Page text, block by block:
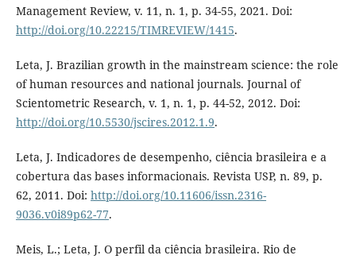
Management Review, v. 11, n. 1, p. 34-55, 2021. Doi:
http://doi.org/10.22215/TIMREVIEW/1415.
Leta, J. Brazilian growth in the mainstream science: the role
of human resources and national journals. Journal of
Scientometric Research, v. 1, n. 1, p. 44-52, 2012. Doi:
http://doi.org/10.5530/jscires.2012.1.9.
Leta, J. Indicadores de desempenho, ciência brasileira e a
cobertura das bases informacionais. Revista USP, n. 89, p.
62, 2011. Doi: http://doi.org/10.11606/issn.2316-
9036.v0i89p62-77.
Meis, L.; Leta, J. O perfil da ciência brasileira. Rio de